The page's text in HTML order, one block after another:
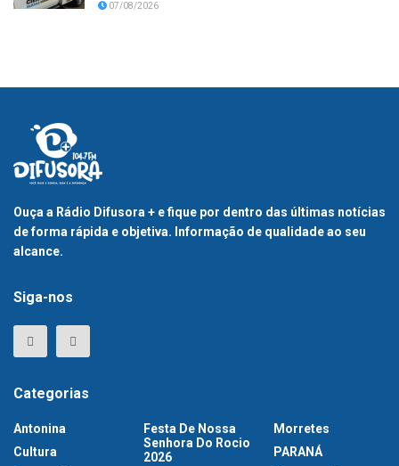
07/08/2026
Ouça a Rádio Difusora + e fique por dentro das últimas notícias
de forma rápida e objetiva. Informação de qualidade ao seu
alcance.
Siga-nos
Categorias
Antonina
Cultura
Festa De Nossa
Senhora Do Rocio
2026
Morretes
PARANÁ